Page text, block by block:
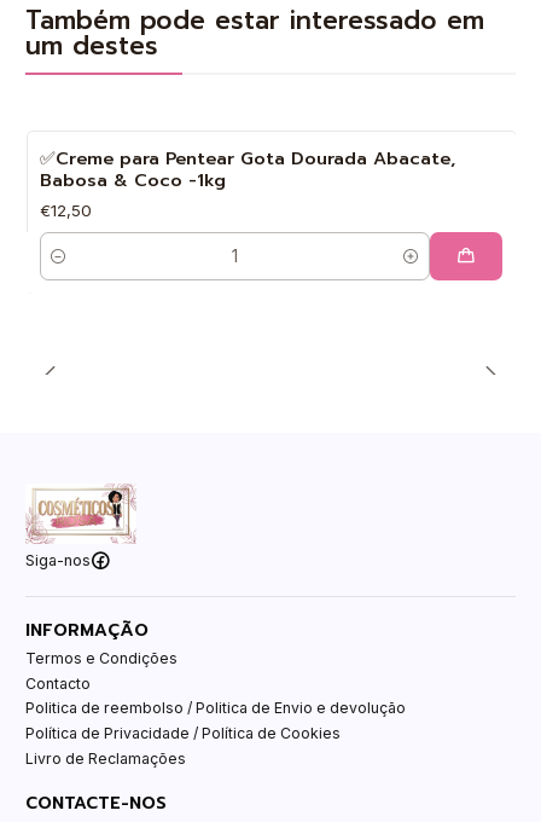
Também pode estar interessado em
um destes
✅Creme para Pentear Gota Dourada Abacate,
Babosa & Coco -1kg
€12,50
Quantidade
Siga-nos
INFORMAÇÃO
Termos e Condições
Contacto
Politica de reembolso / Politica de Envio e devolução
Política de Privacidade / Política de Cookies
Livro de Reclamações
CONTACTE-NOS